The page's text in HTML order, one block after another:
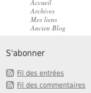
Accueil
Archives
Mes liens
Ancien Blog
S'abonner
Fil des entrées
Fil des commentaires